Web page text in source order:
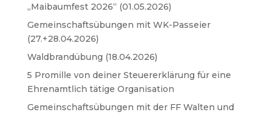
„Maibaumfest 2026“ (01.05.2026)
Gemeinschaftsübungen mit WK-Passeier
(27.+28.04.2026)
Waldbrandübung (18.04.2026)
5 Promille von deiner Steuererklärung für eine
Ehrenamtlich tätige Organisation
Gemeinschaftsübungen mit der FF Walten und